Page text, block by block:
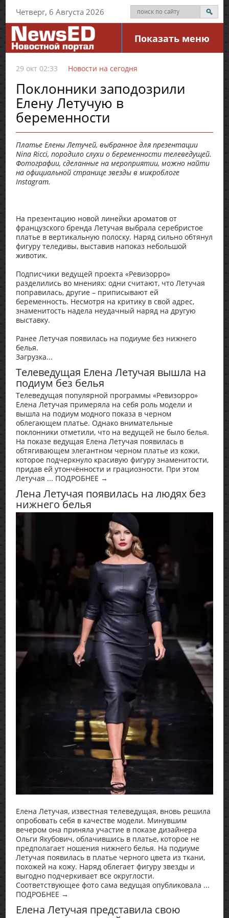
Четверг, 6 Августа 2026
Показать меню
29 окт 02:33 Новости на сегодня
Поклонники заподозрили
Елену Летучую в
беременности
Платье Елены Летучей, выбранное для презентации
Nina Ricci, породило слухи о беременности телеведущей.
Фотографии, сделанные на мероприятии, можно найти
на официальной странице звезды в микроблоге
Instagram.
На презентацию новой линейки ароматов от
французского бренда Летучая выбрала серебристое
платье в вертикальную полоску. Наряд сильно обтянул
фигуру теледивы, выставив напоказ небольшой
животик.
Подписчики ведущей проекта «Ревизорро»
разделились во мнениях: одни считают, что Летучая
поправилась, другие – приписывают ей
беременность. Несмотря на критику в свой адрес,
знаменитость надела неудачный наряд на другую
выставку.
Ранее Летучая появилась на подиуме без нижнего
белья.
Загрузка...
Телеведущая Елена Летучая вышла на
подиум без белья
Телеведущая популярной программы «Ревизорро»
Елена Летучая примеряла на себя роль модели и
вышла на подиум модного показа в черном
облегающем платье. Однако внимательные
поклонники отметили, что на ведущей не было белья.
На показе ведущая Елена Летучая появилась в
обтягивающем элегантном черном платье из кожи,
которое подчеркнуло красивую фигуру знаменитости,
придав ей утончённости и грациозности. При этом
Летучая ... ПОДРОБНЕЕ →
Лена Летучая появилась на людях без
нижнего белья
Елена Летучая, известная телеведущая, вновь решила
опробовать себя в качестве модели. Минувшим
вечером она приняла участие в показе дизайнера
Ольги Якубович, облачившись в платье, которое не
предполагает ношения нижнего белья. На подиуме
Летучая появилась в платье черного цвета из ткани,
похожей на кожу. Наряд облегает фигуру звезды и
выгодно подчеркивает все округлости.
Соответствующее фото сама ведущая опубликовала ...
ПОДРОБНЕЕ →
Елена Летучая представила свою